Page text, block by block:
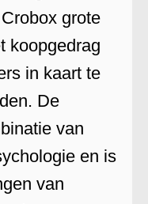
grote
koopgedrag
in kaart te
De
van
en is
van